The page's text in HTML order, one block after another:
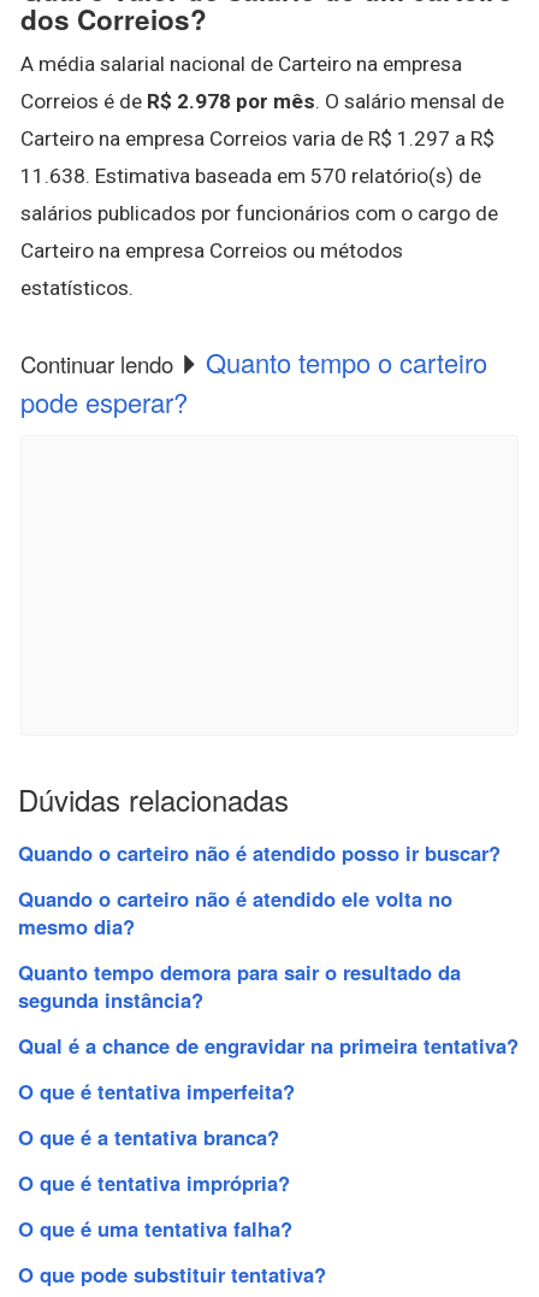
dos Correios?
A média salarial nacional de Carteiro na empresa
Correios é de R$ 2.978 por mês. O salário mensal de
Carteiro na empresa Correios varia de R$ 1.297 a R$
11.638. Estimativa baseada em 570 relatório(s) de
salários publicados por funcionários com o cargo de
Carteiro na empresa Correios ou métodos
estatísticos.
Continuar lendo
Quanto tempo o carteiro
pode esperar?
Dúvidas relacionadas
Quando o carteiro não é atendido posso ir buscar?
Quando o carteiro não é atendido ele volta no
mesmo dia?
Quanto tempo demora para sair o resultado da
segunda instância?
Qual é a chance de engravidar na primeira tentativa?
O que é tentativa imperfeita?
O que é a tentativa branca?
O que é tentativa imprópria?
O que é uma tentativa falha?
O que pode substituir tentativa?